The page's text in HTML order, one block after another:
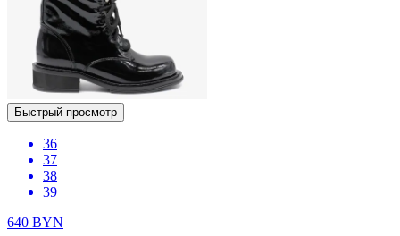
Быстрый просмотр
36
37
38
39
640 BYN